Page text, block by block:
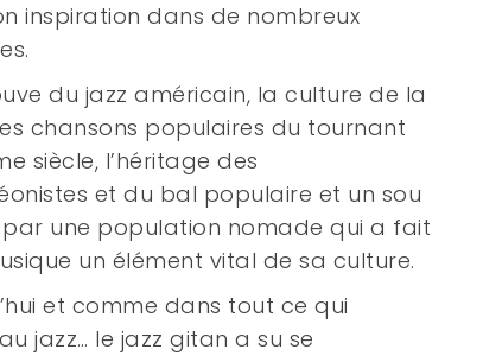
inspiration dans de nombreux
du jazz américain, la culture de la
chansons populaires du tournant
siècle, l’héritage des
et du bal populaire et un sou
une population nomade qui a fait
un élément vital de sa culture.
et comme dans tout ce qui
jazz… le jazz gitan a su se